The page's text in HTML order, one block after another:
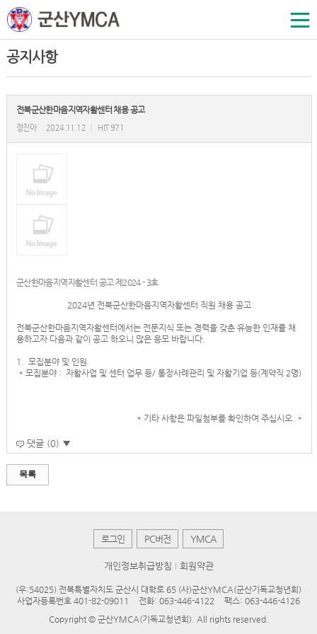
공지사항
전북군산한마음지역자활센터 채용 공고
정진아 2024.11.12 HIT 971
군산한마음지역자활센터 공고 제2024 - 3호
2024년 전북군산한마음지역자활센터 직원 채용 공고
전북군산한마음지역자활센터에서는 전문지식 또는 경력을 갖춘 유능한 인재를 채
용하고자 다음과 같이 공고 하오니 많은 응모 바랍니다.
1. 모집분야 및 인원
* 모집분야 : 자활사업 및 센터 업무 등/ 통장사례관리 및 자활기업 등(계약직 2명)
* 기타 사항은 파일첨부를 확인하여 주십시오. *
댓글 (0) ▼
목록
로그인 PC버전 YMCA
개인정보취급방침 회원약관
(우:54025) 전북특별자치도 군산시 대학로 65 (사)군산YMCA(군산기독교청년회)
사업자등록번호 401-82-09011
전화: 063-446-4122
팩스: 063-446-4126
Copyright © 군산YMCA(기독교청년회). All rights reserved.